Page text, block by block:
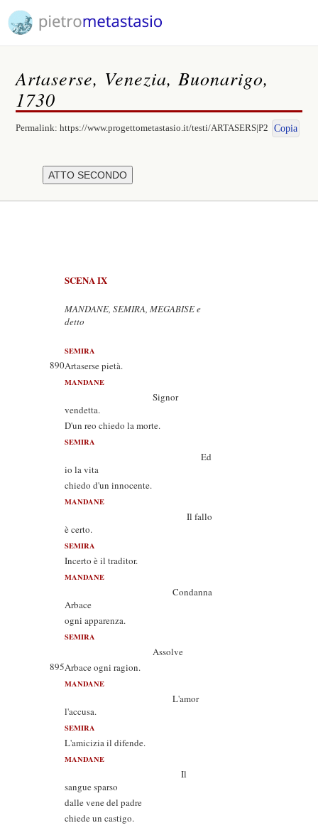
Artaserse, Venezia, Buonarigo,
1730
Permalink:https://www.progettometastasio.it/testi/ARTASERS|P2 Copia
SCENA IX
MANDANE, SEMIRA, MEGABISE e
detto
SEMIRA
890Artaserse pietà.
MANDANE
Signor
vendetta.
D'un reo chiedo la morte.
SEMIRA
Ed
io la vita
chiedo d'un innocente.
MANDANE
Il fallo
è certo.
SEMIRA
Incerto è il traditor.
MANDANE
Condanna
Arbace
ogni apparenza.
SEMIRA
Assolve
895Arbace ogni ragion.
MANDANE
L'amor
l'accusa.
SEMIRA
L'amicizia il difende.
MANDANE
Il
sangue sparso
dalle vene del padre
chiede un castigo.